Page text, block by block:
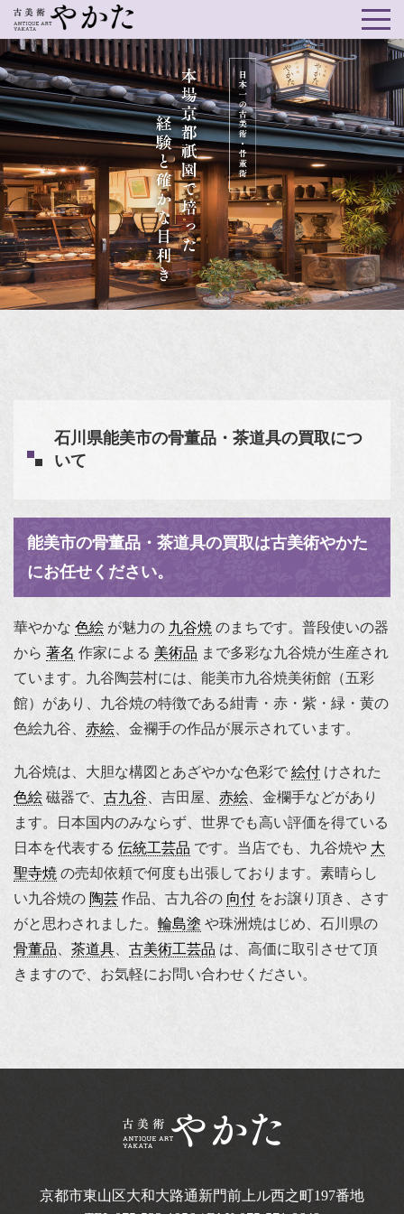
石川県能美市の骨董品・茶道具の買取につ
いて
能美市の骨董品・茶道具の買取は古美術やかた
にお任せください。
華やかな 色絵 が魅力の 九谷焼 のまちです。普段使いの器
から 著名 作家による 美術品 まで多彩な九谷焼が生産され
ています。九谷陶芸村には、能美市九谷焼美術館（五彩
館）があり、九谷焼の特徴である紺青・赤・紫・緑・黄の
色絵九谷、 赤絵 、金襴手の作品が展示されています。
九谷焼は、大胆な構図とあざやかな色彩で 絵付 けされた
色絵 磁器で、 古九谷 、吉田屋、 赤絵 、金欄手などがあり
ます。日本国内のみならず、世界でも高い評価を得ている
日本を代表する 伝統工芸品 です。当店でも、九谷焼や 大
聖寺焼 の売却依頼で何度も出張しております。素晴らし
い九谷焼の 陶芸 作品、古九谷の 向付 をお譲り頂き、さす
がと思わされました。 輪島塗 や珠洲焼はじめ、石川県の
骨董品
茶道具 古美術工芸品 は、高価に取引させて頂
きますので、お気軽にお問い合わせください。
京都市東山区大和大路通新門前上ル西之町197番地